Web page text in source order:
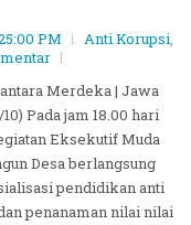
PM Anti Korupsi,
Merdeka | Jawa
Pada jam 18.00 hari
Eksekutif Muda
Desa berlangsung
pendidikan anti
penanaman nilai nilai